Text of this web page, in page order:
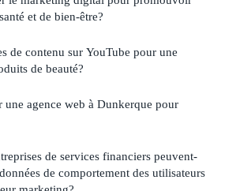
et de bien-être?
de contenu sur YouTube pour une
de beauté?
une agence web à Dunkerque pour
de services financiers peuvent-
de comportement des utilisateurs